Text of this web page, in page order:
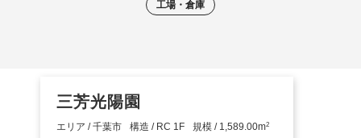
工場・倉庫
三芳光陽園
エリア / 千葉市 構造 / RC 1F 規模 / 1,589.00m2
SIMILAR PROPERTY